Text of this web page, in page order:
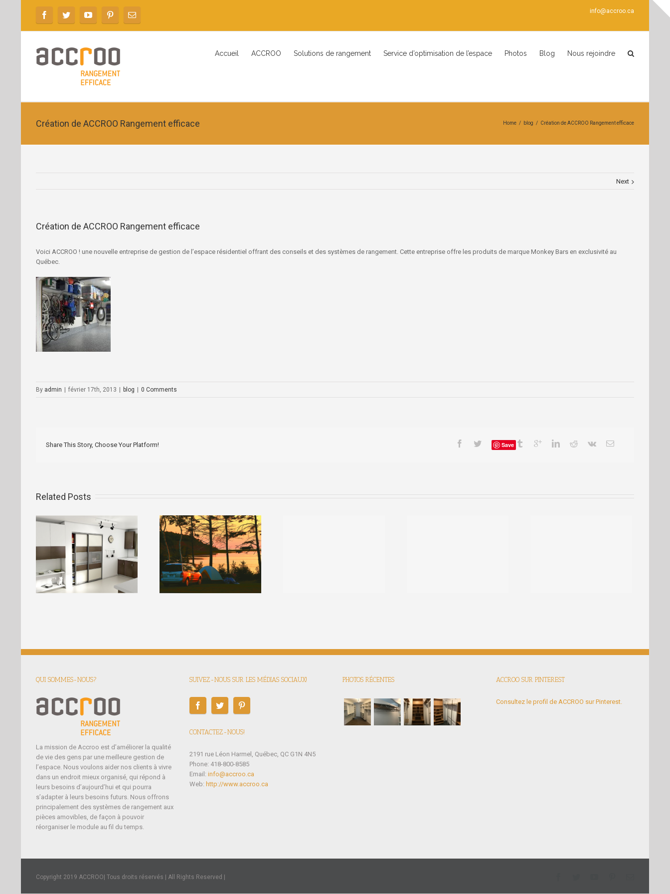
info@accroo.ca
Accueil ACCROO Solutions de rangement Service d’optimisation de l’espace Photos Blog Nous rejoindre
Création de ACCROO Rangement efficace Home / blog / Création de ACCROO Rangement efficace
Next
Création de ACCROO Rangement efficace
Voici ACCROO ! une nouvelle entreprise de gestion de l’espace résidentiel offrant des conseils et des systèmes de rangement. Cette entreprise offre les produits de marque Monkey Bars en exclusivité au
Québec.
By admin février 17th, 2013 blog 0 Comments
Share This Story, Choose Your Platform! Save
Related Posts
QUI SOMMES-NOUS?
La mission de Accroo est d’améliorer la qualité
de vie des gens par une meilleure gestion de
l’espace. Nous voulons aider nos clients à vivre
dans un endroit mieux organisé, qui répond à
leurs besoins d’aujourd’hui et qui pourra
s’adapter à leurs besoins futurs. Nous offrons
principalement des systèmes de rangement aux
pièces amovibles, de façon à pouvoir
réorganiser le module au fil du temps.
SUIVEZ-NOUS SUR LES MÉDIAS SOCIAUX!
CONTACTEZ-NOUS!
2191 rue Léon Harmel, Québec, QC G1N 4N5
Phone: 418-800-8585
Email: info@accroo.ca
Web: http://www.accroo.ca
PHOTOS RÉCENTES ACCROO SUR PINTEREST
Consultez le profil de ACCROO sur Pinterest.
Copyright 2019 ACCROO| Tous droits réservés | All Rights Reserved |